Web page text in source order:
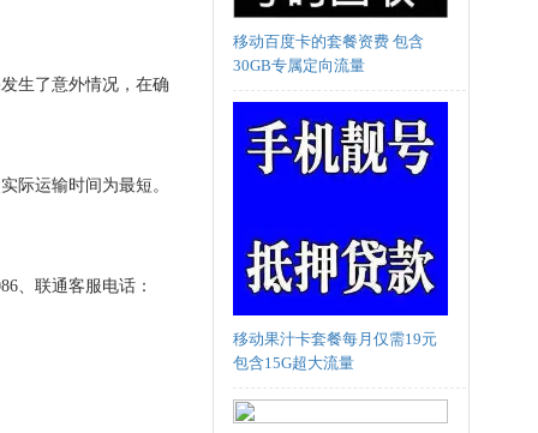
生了意外情况，在确
际运输时间为最短。
、联通客服电话：
移动百度卡的套餐资费 包含
30GB专属定向流量
移动果汁卡套餐每月仅需19元
包含15G超大流量